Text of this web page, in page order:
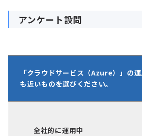
アンケート設問
「クラウドサービス（Azure）」の
も近いものを選びください。
全社的に運用中